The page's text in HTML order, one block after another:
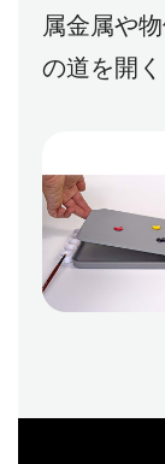
属金属や
の道を開